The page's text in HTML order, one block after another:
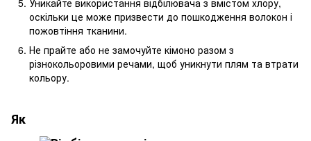
оскільки це може призвести до пошкодження волокон і
пожовтіння тканини.
Не прайте або не замочуйте кімоно разом з
різнокольоровими речами, щоб уникнути плям та втрати
кольору.
Як